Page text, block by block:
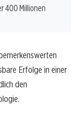
400 Millionen
Erfolge in einer
den